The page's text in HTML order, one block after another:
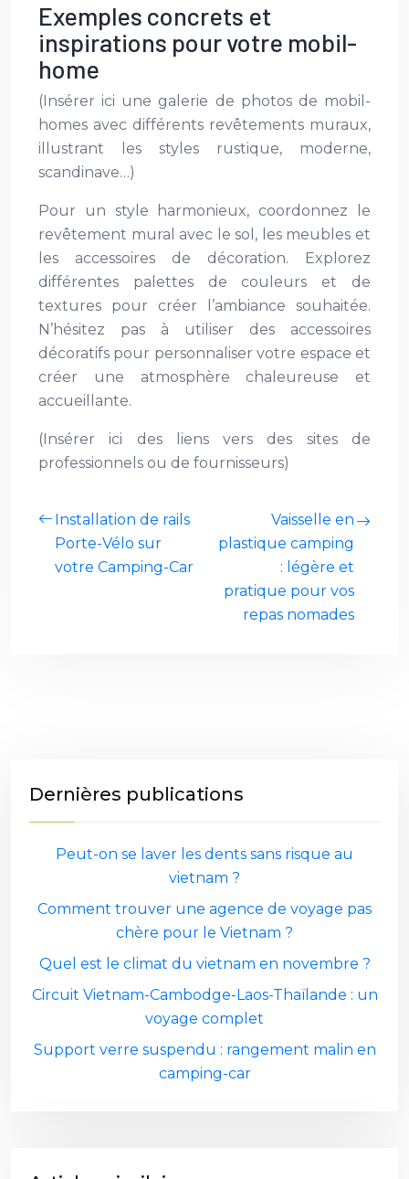
Exemples concrets et
inspirations pour votre mobil-
home
(Insérer ici une galerie de photos de mobil-
homes avec différents revêtements muraux,
illustrant les styles rustique, moderne,
scandinave…)
Pour un style harmonieux, coordonnez le
revêtement mural avec le sol, les meubles et
les accessoires de décoration. Explorez
différentes palettes de couleurs et de
textures pour créer l’ambiance souhaitée.
N’hésitez pas à utiliser des accessoires
décoratifs pour personnaliser votre espace et
créer une atmosphère chaleureuse et
accueillante.
(Insérer ici des liens vers des sites de
professionnels ou de fournisseurs)
Installation de rails
Porte-Vélo sur
votre Camping-Car
Vaisselle en
plastique camping
: légère et
pratique pour vos
repas nomades
Dernières publications
Peut-on se laver les dents sans risque au
vietnam ?
Comment trouver une agence de voyage pas
chère pour le Vietnam ?
Quel est le climat du vietnam en novembre ?
Circuit Vietnam-Cambodge-Laos-Thaïlande : un
voyage complet
Support verre suspendu : rangement malin en
camping-car